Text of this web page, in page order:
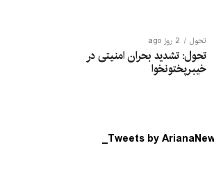
تحول 2 روز ago
تحول: تشدید بحران امنیتی در
خیبرپختونخوا
Tweets by